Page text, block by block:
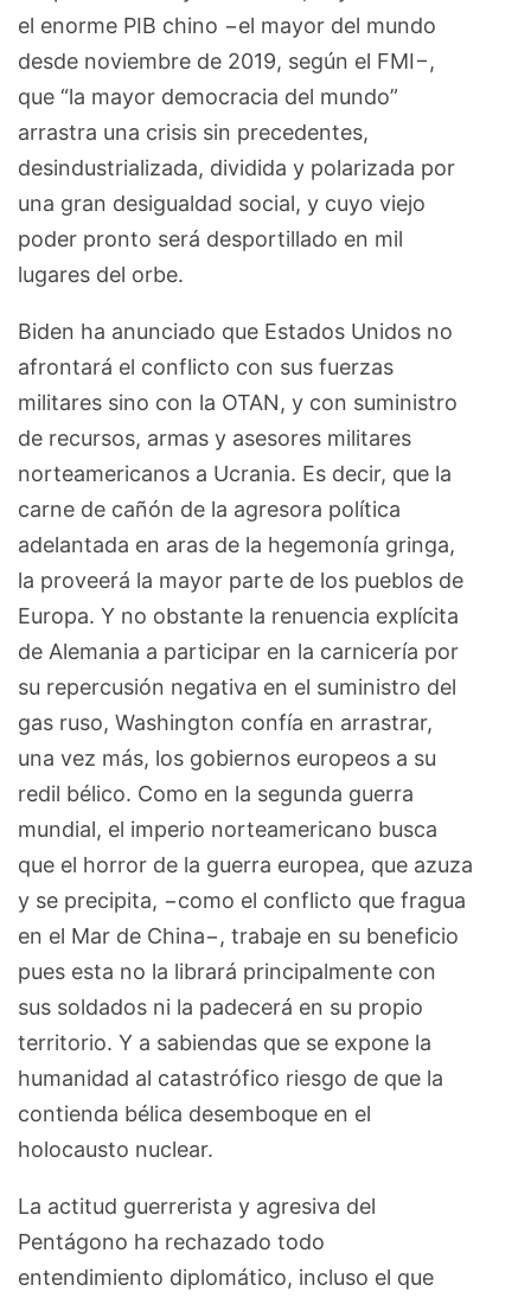
el enorme PIB chino −el mayor del mundo
desde noviembre de 2019, según el FMI−,
que “la mayor democracia del mundo”
arrastra una crisis sin precedentes,
desindustrializada, dividida y polarizada por
una gran desigualdad social, y cuyo viejo
poder pronto será desportillado en mil
lugares del orbe.
Biden ha anunciado que Estados Unidos no
afrontará el conflicto con sus fuerzas
militares sino con la OTAN, y con suministro
de recursos, armas y asesores militares
norteamericanos a Ucrania. Es decir, que la
carne de cañón de la agresora política
adelantada en aras de la hegemonía gringa,
la proveerá la mayor parte de los pueblos de
Europa. Y no obstante la renuencia explícita
de Alemania a participar en la carnicería por
su repercusión negativa en el suministro del
gas ruso, Washington confía en arrastrar,
una vez más, los gobiernos europeos a su
redil bélico. Como en la segunda guerra
mundial, el imperio norteamericano busca
que el horror de la guerra europea, que azuza
y se precipita, −como el conflicto que fragua
en el Mar de China−, trabaje en su beneficio
pues esta no la librará principalmente con
sus soldados ni la padecerá en su propio
territorio. Y a sabiendas que se expone la
humanidad al catastrófico riesgo de que la
contienda bélica desemboque en el
holocausto nuclear.
La actitud guerrerista y agresiva del
Pentágono ha rechazado todo
entendimiento diplomático, incluso el que